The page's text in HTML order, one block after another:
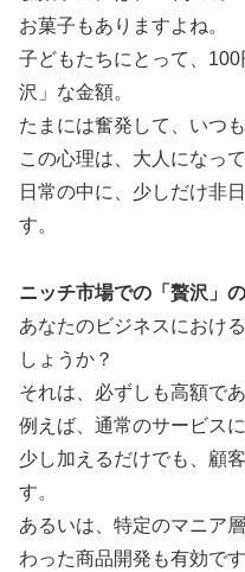
お菓子もありますよね。
子どもたちにとって、
沢」な金額。
たまには奮発して、いつ
この心理は、大人になっ
日常の中に、少しだけ非
す。
ニッチ市場での「贅沢」
あなたのビジネスにおけ
しょうか？
それは、必ずしも高額で
例えば、通常のサービス
少し加えるだけでも、顧
す。
あるいは、特定のマニア
わった商品開発も有効です